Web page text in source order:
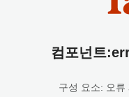
컴포넌트
구성 요소: 오